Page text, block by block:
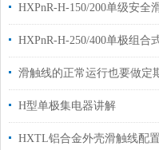
HXPnR-H-150/200单级安全
滑触线的正常运行也要做定
H型单极集电器讲解
HXTL铝合金外壳滑触线配置